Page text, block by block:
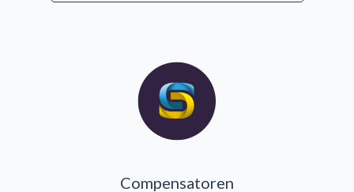
Compensatoren